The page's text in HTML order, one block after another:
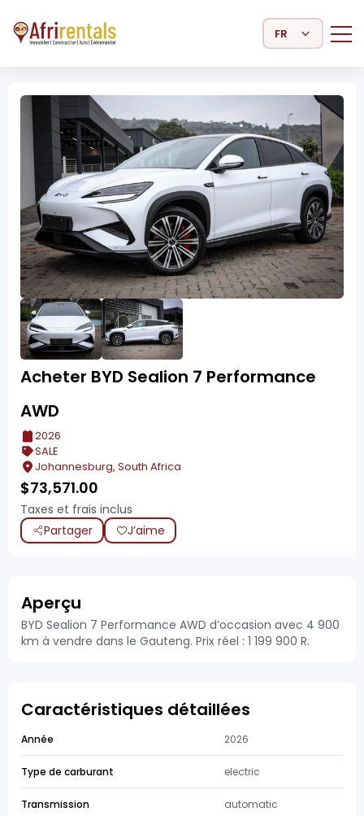
Select Language
Acheter BYD Sealion 7 Performance
AWD
2026
SALE
Johannesburg, South Africa
$73,571.00
Taxes et frais inclus
Partager
J’aime
Aperçu
BYD Sealion 7 Performance AWD d’occasion avec 4 900
km à vendre dans le Gauteng. Prix réel : 1 199 900 R.
Caractéristiques détaillées
Année 2026
Type de carburant electric
Transmission automatic